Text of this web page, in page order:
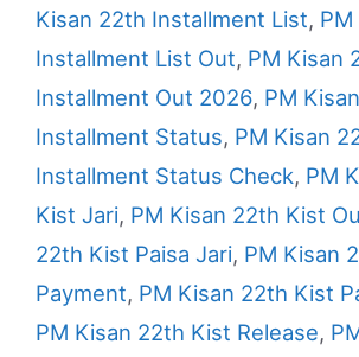
Kisan 22th Installment List,
Installment List Out, PM Kisan
Installment Out 2026, PM
Installment Status, PM Kisan
Installment Status Check, PM
Kist Jari, PM Kisan 22th Kist
22th Kist Paisa Jari, PM Kisan
Payment, PM Kisan 22th Kist
PM Kisan 22th Kist Release,